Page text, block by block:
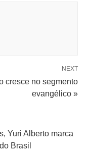
NEXT
cresce no segmento
evangélico »
Yuri Alberto marca
Brasil